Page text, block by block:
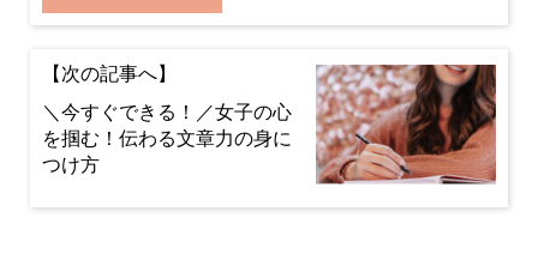
＼今すぐできる！／女子の心
を掴む！伝わる文章力の身に
つけ方